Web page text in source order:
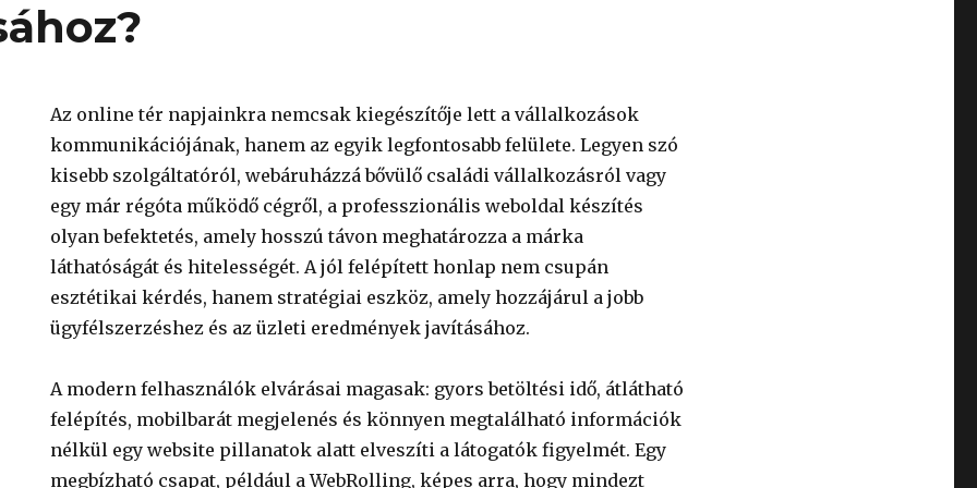
Az online tér napjainkra nemcsak kiegészítője lett a vállalkozások
kommunikációjának, hanem az egyik legfontosabb felülete. Legyen szó
kisebb szolgáltatóról, webáruházzá bővülő családi vállalkozásról vagy
egy már régóta működő cégről, a professzionális weboldal készítés
olyan befektetés, amely hosszú távon meghatározza a márka
láthatóságát és hitelességét. A jól felépített honlap nem csupán
esztétikai kérdés, hanem stratégiai eszköz, amely hozzájárul a jobb
ügyfélszerzéshez és az üzleti eredmények javításához.
A modern felhasználók elvárásai magasak: gyors betöltési idő, átlátható
felépítés, mobilbarát megjelenés és könnyen megtalálható információk
nélkül egy website pillanatok alatt elveszíti a látogatók figyelmét. Egy
megbízható csapat, például a WebRolling, képes arra, hogy mindezt